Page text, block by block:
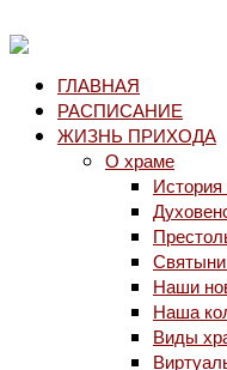
ГЛАВНАЯ
РАСПИСАНИЕ
ЖИЗНЬ ПРИХОДА
О храме
Наши
Наша
Виды